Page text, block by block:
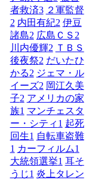
者救済3 ２軍監督
2 内田有紀2 伊豆
諸島2 広島ＣＳ 2
川内優輝2 ＴＢＳ
後夜祭2 だいたひ
かる2 ジェマ・ル
イーズ2 岡江久美
子2 アメリカの家
族1 マンチェスタ
ー・シティ 1 起死
回生1 自転車盗難
1 カーフィルム1
大統領選挙1 耳そ
うじ1 炎上タレン